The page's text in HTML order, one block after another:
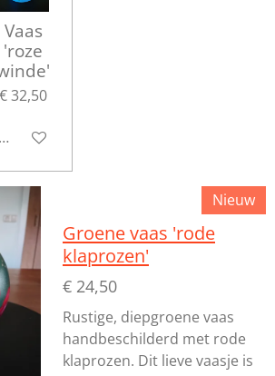
Vaas
'roze
€ 32,50
winkelwagen
Nieuw
Groene vaas 'rode
klaprozen'
€ 24,50
Rustige, diepgroene vaas
handbeschilderd met rode
klaprozen. Dit lieve vaasje is